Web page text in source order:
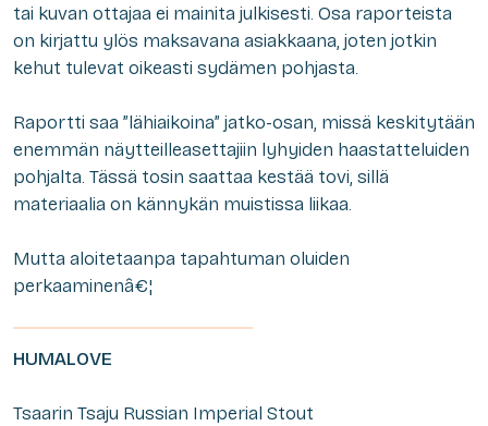
tai kuvan ottajaa ei mainita julkisesti. Osa raporteista
on kirjattu ylös maksavana asiakkaana, joten jotkin
kehut tulevat oikeasti sydämen pohjasta.
Raportti saa ”lähiaikoina” jatko-osan, missä keskitytään
enemmän näytteilleasettajiin lyhyiden haastatteluiden
pohjalta. Tässä tosin saattaa kestää tovi, sillä
materiaalia on kännykän muistissa liikaa.
Mutta aloitetaanpa tapahtuman oluiden
perkaaminenâ€¦
HUMALOVE
Tsaarin Tsaju Russian Imperial Stout